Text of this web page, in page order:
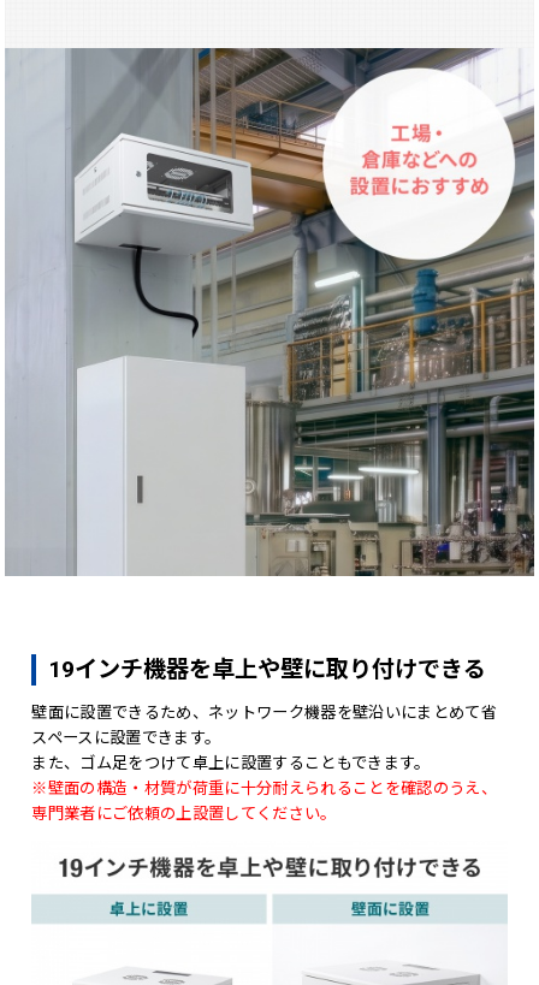
19インチ機器を卓上や壁に取り付けできる
壁面に設置できるため、ネットワーク機器を壁沿いにまとめて省
スペースに設置できます。
また、ゴム足をつけて卓上に設置することもできます。
※壁面の構造・材質が荷重に十分耐えられることを確認のうえ、
専門業者にご依頼の上設置してください。